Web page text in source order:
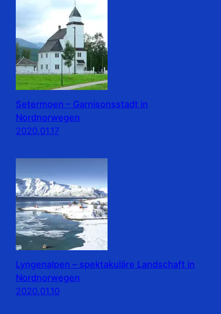
Setermoen – Garnisonsstadt in
Nordnorwegen
2020.01.17
Lyngenalpen – spektakuläre Landschaft in
Nordnorwegen
2020.01.10